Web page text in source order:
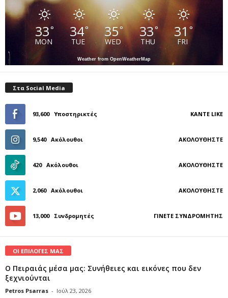
33°
MON
34°
TUE
35°
WED
33°
THU
31°
FRI
Weather from OpenWeatherMap
Στα Social Media
93,600 Υποστηρικτές ΚΆΝΤΕ LIKE
9,540 Ακόλουθοι ΑΚΟΛΟΥΘΉΣΤΕ
420 Ακόλουθοι ΑΚΟΛΟΥΘΉΣΤΕ
2,060 Ακόλουθοι ΑΚΟΛΟΥΘΉΣΤΕ
13,000 Συνδρομητές ΓΊΝΕΤΕ ΣΥΝΔΡΟΜΗΤΉΣ
ΟΙ ΕΠΙΛΟΓΕΣ ΜΑΣ
Ο Πειραιάς μέσα μας: Συνήθειες και εικόνες που δεν
ξεχνιούνται
Petros Psarras - Ιούλ 23, 2026